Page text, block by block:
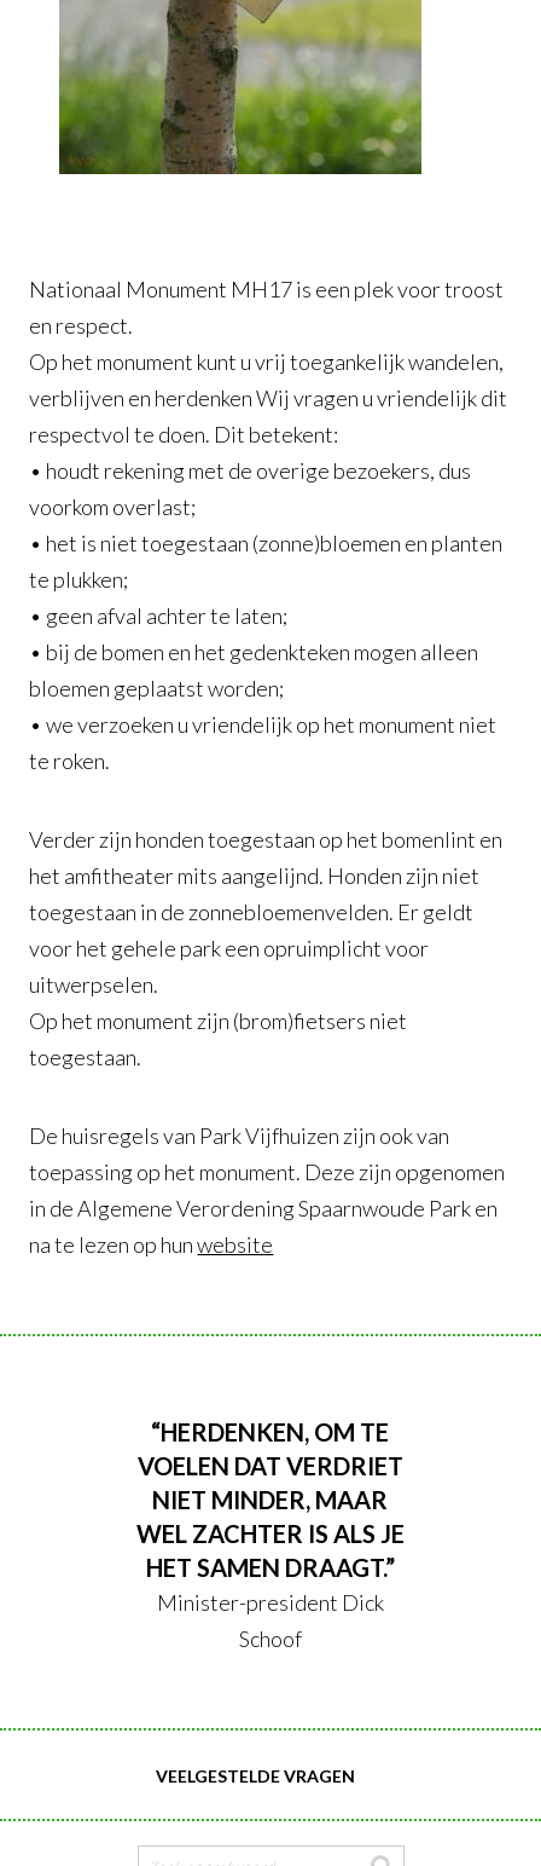
Nationaal Monument MH17 is een plek voor troost
en respect.
Op het monument kunt u vrij toegankelijk wandelen,
verblijven en herdenken Wij vragen u vriendelijk dit
respectvol te doen. Dit betekent:
• houdt rekening met de overige bezoekers, dus
voorkom overlast;
• het is niet toegestaan (zonne)bloemen en planten
te plukken;
• geen afval achter te laten;
• bij de bomen en het gedenkteken mogen alleen
bloemen geplaatst worden;
• we verzoeken u vriendelijk op het monument niet
te roken.
Verder zijn honden toegestaan op het bomenlint en
het amfitheater mits aangelijnd. Honden zijn niet
toegestaan in de zonnebloemenvelden. Er geldt
voor het gehele park een opruimplicht voor
uitwerpselen.
Op het monument zijn (brom)fietsers niet
toegestaan.
De huisregels van Park Vijfhuizen zijn ook van
toepassing op het monument. Deze zijn opgenomen
in de Algemene Verordening Spaarnwoude Park en
na te lezen op hunwebsite
“HERDENKEN, OM TE
VOELEN DAT VERDRIET
NIET MINDER, MAAR
WEL ZACHTER IS ALS JE
HET SAMEN DRAAGT.”
Minister-president Dick
Schoof
VEELGESTELDE VRAGEN